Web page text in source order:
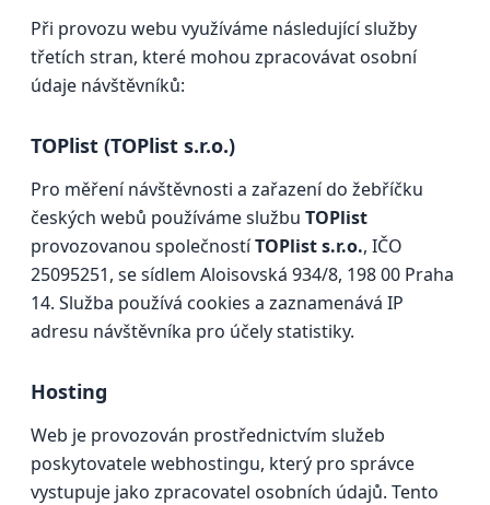
Při provozu webu využíváme následující služby
třetích stran, které mohou zpracovávat osobní
údaje návštěvníků:
TOPlist (TOPlist s.r.o.)
Pro měření návštěvnosti a zařazení do žebříčku
českých webů používáme službu TOPlist
provozovanou společnostíTOPlist s.r.o., IČO
25095251, se sídlem Aloisovská 934/8, 198 00 Praha
14. Služba používá cookies a zaznamenává IP
adresu návštěvníka pro účely statistiky.
Hosting
Web je provozován prostřednictvím služeb
poskytovatele webhostingu, který pro správce
vystupuje jako zpracovatel osobních údajů. Tento